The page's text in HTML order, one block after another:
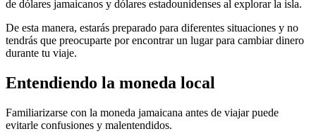
de dólares jamaicanos y dólares estadounidenses al explorar la isla.
De esta manera, estarás preparado para diferentes situaciones y no
tendrás que preocuparte por encontrar un lugar para cambiar dinero
durante tu viaje.
Entendiendo la moneda local
Familiarizarse con la moneda jamaicana antes de viajar puede
evitarle confusiones y malentendidos.